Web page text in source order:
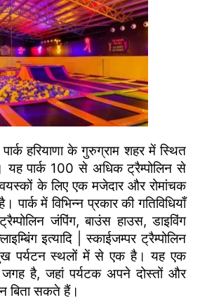
पार्क हरियाणा के गुरुग्राम शहर में स्थित
यह पार्क 100 से अधिक ट्रैम्पोलिन से
के लिए एक मजेदार और रोमांचक
में विभिन्न प्रकार की गतिविधियाँ
जंपिंग, बाउंस हाउस, डाइविंग
इत्यादि | स्काईजम्पर ट्रैम्पोलिन
पर्यटन स्थलों में से एक है। यह एक
है, जहां पर्यटक अपने दोस्तों और
बिता सकते हैं।